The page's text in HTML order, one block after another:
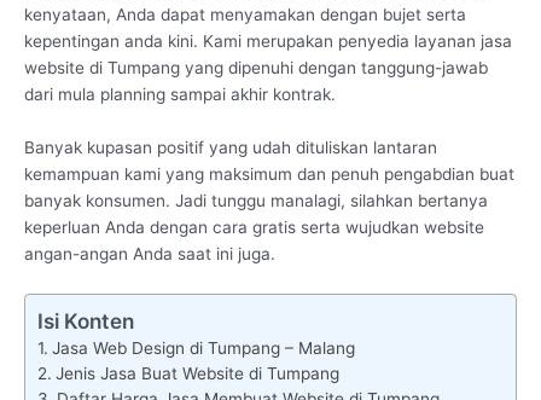
kenyataan, Anda dapat menyamakan dengan bujet serta
kepentingan anda kini. Kami merupakan penyedia layanan jasa
website di Tumpang yang dipenuhi dengan tanggung-jawab
dari mula planning sampai akhir kontrak.
Banyak kupasan positif yang udah dituliskan lantaran
kemampuan kami yang maksimum dan penuh pengabdian buat
banyak konsumen. Jadi tunggu manalagi, silahkan bertanya
keperluan Anda dengan cara gratis serta wujudkan website
angan-angan Anda saat ini juga.
Isi Konten
Jasa Web Design di Tumpang – Malang
Jenis Jasa Buat Website di Tumpang